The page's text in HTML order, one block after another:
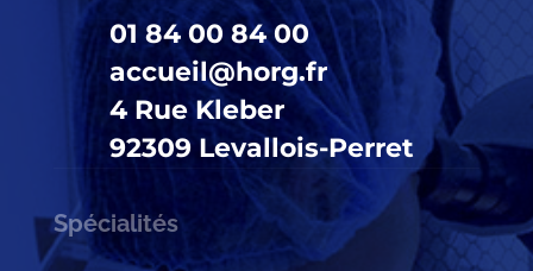
01 84 00 84 00
accueil@horg.fr
4 Rue Kleber
92309 Levallois-Perret
Spécialités